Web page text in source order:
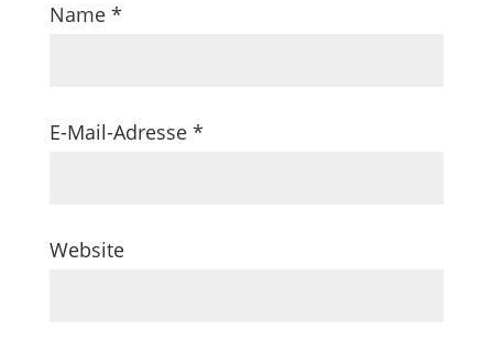
Name *
E-Mail-Adresse *
Website